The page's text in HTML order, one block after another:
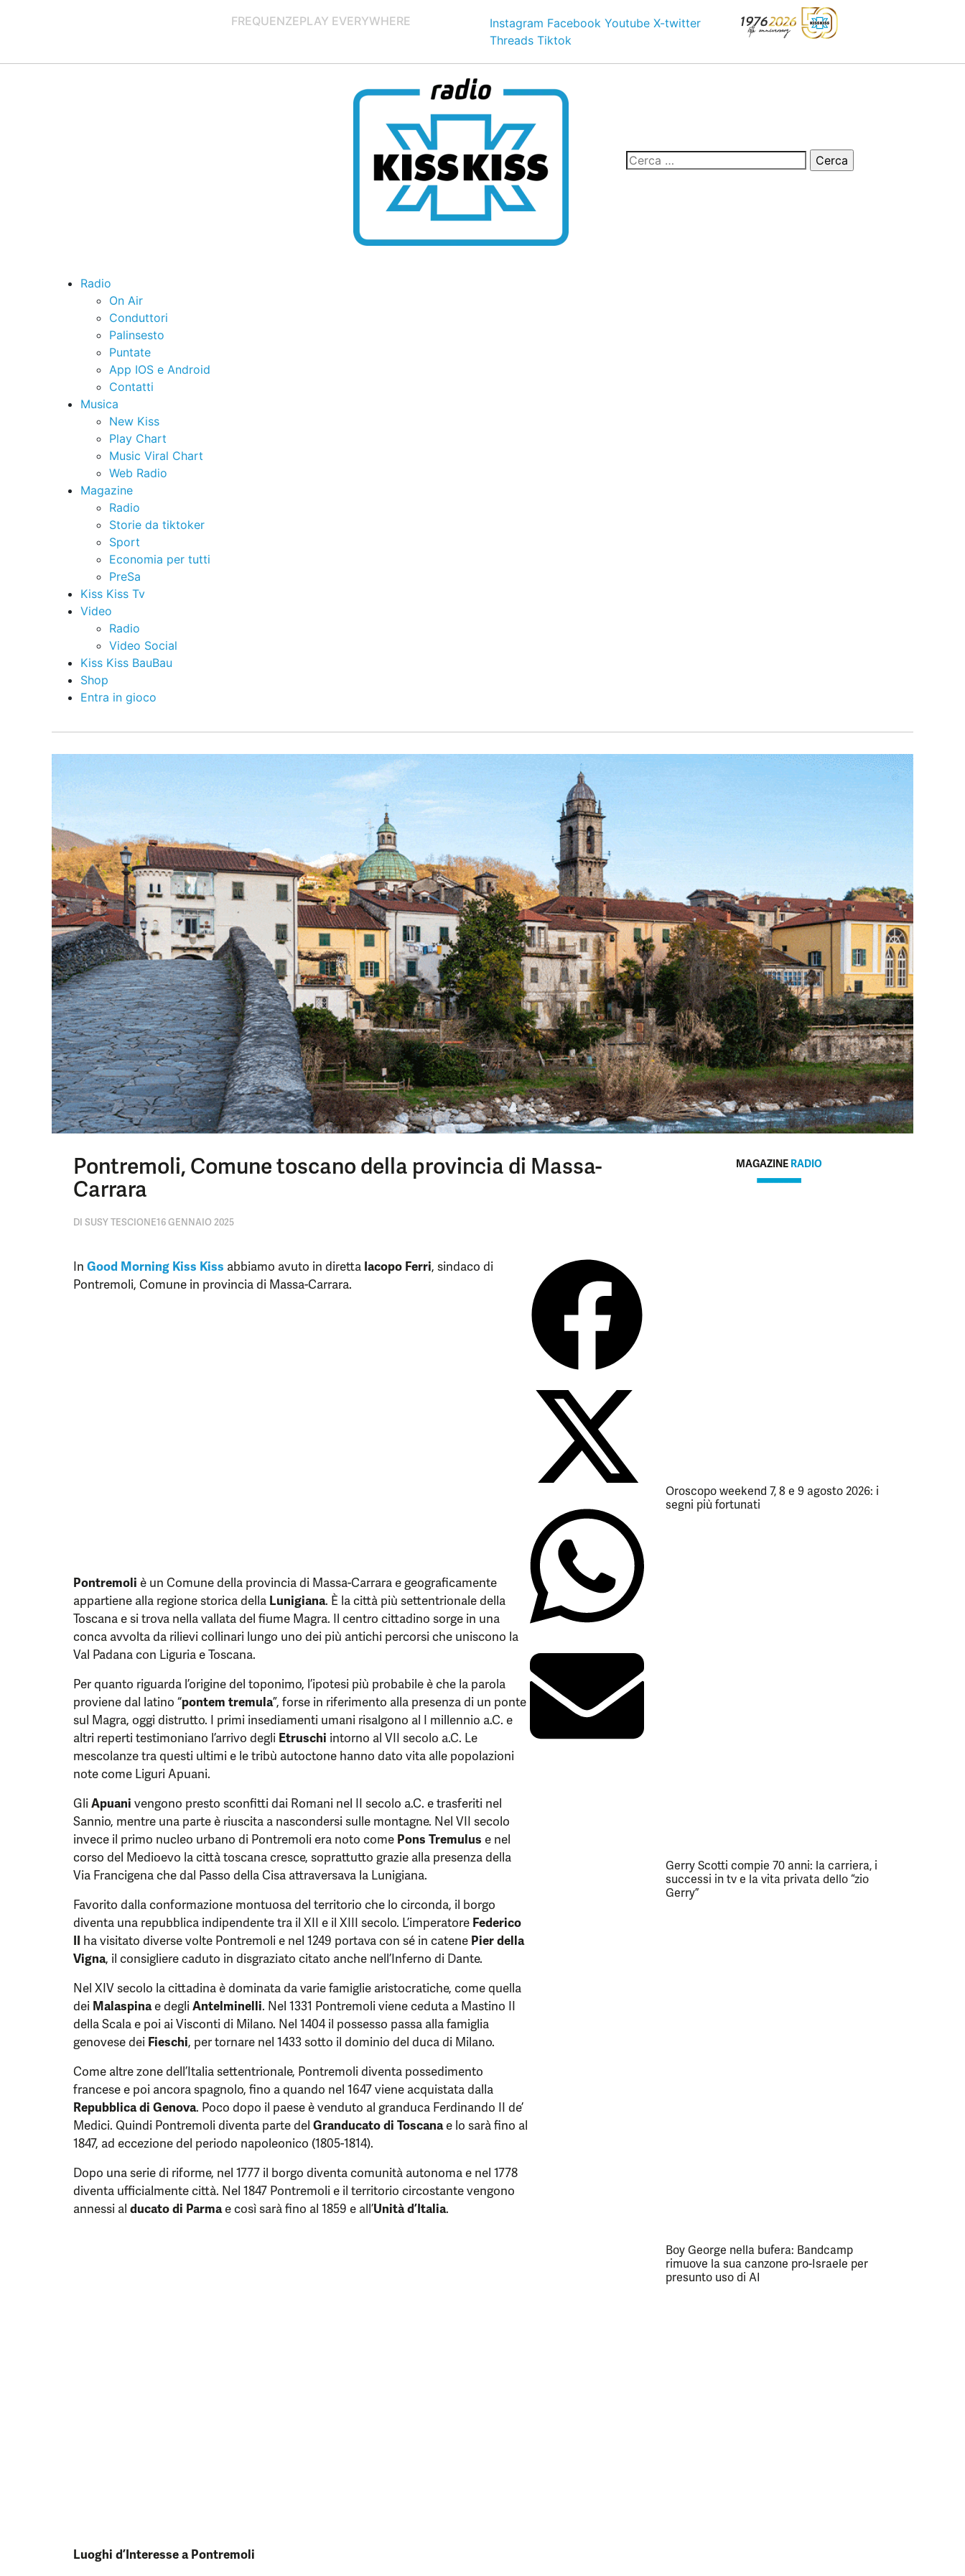
FREQUENZEPLAY EVERYWHERE Instagram Facebook Youtube X-twitter
Threads Tiktok
Radio
On Air
Conduttori
Palinsesto
Puntate
App IOS e Android
Contatti
Musica
New Kiss
Play Chart
Music Viral Chart
Web Radio
Magazine
Radio
Storie da tiktoker
Sport
Economia per tutti
PreSa
Kiss Kiss Tv
Video
Radio
Video Social
Kiss Kiss BauBau
Shop
Entra in gioco
Pontremoli, Comune toscano della provincia di Massa-
Carrara
DI SUSY TESCIONE16 GENNAIO 2025
In Good Morning Kiss Kiss abbiamo avuto in diretta Iacopo Ferri, sindaco di
Pontremoli, Comune in provincia di Massa-Carrara.
Pontremoli è un Comune della provincia di Massa-Carrara e geograficamente
appartiene alla regione storica della Lunigiana. È la città più settentrionale della
Toscana e si trova nella vallata del fiume Magra. Il centro cittadino sorge in una
conca avvolta da rilievi collinari lungo uno dei più antichi percorsi che uniscono la
Val Padana con Liguria e Toscana.
Per quanto riguarda l’origine del toponimo, l’ipotesi più probabile è che la parola
proviene dal latino “pontem tremula”, forse in riferimento alla presenza di un ponte
sul Magra, oggi distrutto. I primi insediamenti umani risalgono al I millennio a.C. e
altri reperti testimoniano l’arrivo degli Etruschi intorno al VII secolo a.C. Le
mescolanze tra questi ultimi e le tribù autoctone hanno dato vita alle popolazioni
note come Liguri Apuani.
GliApuani vengono presto sconfitti dai Romani nel II secolo a.C. e trasferiti nel
Sannio, mentre una parte è riuscita a nascondersi sulle montagne. Nel VII secolo
invece il primo nucleo urbano di Pontremoli era noto come Pons Tremulus e nel
corso del Medioevo la città toscana cresce, soprattutto grazie alla presenza della
Via Francigena che dal Passo della Cisa attraversava la Lunigiana.
Favorito dalla conformazione montuosa del territorio che lo circonda, il borgo
diventa una repubblica indipendente tra il XII e il XIII secolo. L’imperatore Federico
II ha visitato diverse volte Pontremoli e nel 1249 portava con sé in catene Pier della
Vigna, il consigliere caduto in disgraziato citato anche nell’Inferno di Dante.
Nel XIV secolo la cittadina è dominata da varie famiglie aristocratiche, come quella
dei Malaspinae degliAntelminelli. Nel 1331 Pontremoli viene ceduta a Mastino II
della Scala e poi ai Visconti di Milano. Nel 1404 il possesso passa alla famiglia
genovese dei Fieschi, per tornare nel 1433 sotto il dominio del duca di Milano.
Come altre zone dell’Italia settentrionale, Pontremoli diventa possedimento
francese e poi ancora spagnolo, fino a quando nel 1647 viene acquistata dalla
Repubblica di Genova. Poco dopo il paese è venduto al granduca Ferdinando II de’
Medici. Quindi Pontremoli diventa parte del Granducato di Toscanae lo sarà fino al
1847, ad eccezione del periodo napoleonico (1805-1814).
Dopo una serie di riforme, nel 1777 il borgo diventa comunità autonoma e nel 1778
diventa ufficialmente città. Nel 1847 Pontremoli e il territorio circostante vengono
annessi al ducato di Parmae così sarà fino al 1859 e all’Unità d’Italia.
Luoghi d’Interesse a Pontremoli
MAGAZINE RADIO
Oroscopo weekend 7, 8 e 9 agosto 2026: i
segni più fortunati
Gerry Scotti compie 70 anni: la carriera, i
successi in tv e la vita privata dello “zio
Gerry”
Boy George nella bufera: Bandcamp
rimuove la sua canzone pro-Israele per
presunto uso di AI